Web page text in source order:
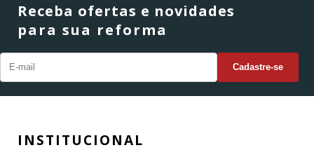
Receba ofertas e novidades
para sua reforma
INSTITUCIONAL